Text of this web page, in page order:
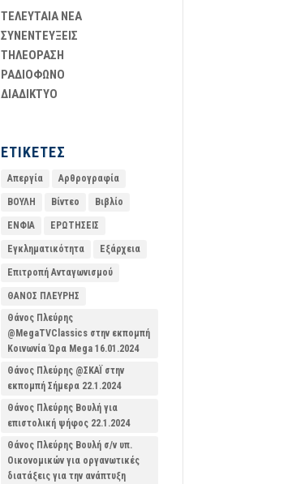
ΤΕΛΕΥΤΑΙΑ ΝΕΑ
ΣΥΝΕΝΤΕΥΞΕΙΣ
ΤΗΛΕΟΡΑΣΗ
ΡΑΔΙΟΦΩΝΟ
ΔΙΑΔΙΚΤΥΟ
ΕΤΙΚΕΤΕΣ
Απεργία Αρθρογραφία
ΒΟΥΛΗ Βίντεο Βιβλίο
ΕΝΦΙΑ ΕΡΩΤΗΣΕΙΣ
Εγκληματικότητα Εξάρχεια
Επιτροπή Ανταγωνισμού
ΘΑΝΟΣ ΠΛΕΥΡΗΣ
Θάνος Πλεύρης
@MegaTVClassics στην εκπομπή
Κοινωνία Ώρα Mega 16.01.2024
Θάνος Πλεύρης @ΣΚΑΪ στην
εκπομπή Σήμερα 22.1.2024
Θάνος Πλεύρης Βουλή για
επιστολική ψήφος 22.1.2024
Θάνος Πλεύρης Βουλή σ/ν υπ.
Οικονομικών για οργανωτικές
διατάξεις για την ανάπτυξη